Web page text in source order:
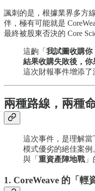
諷刺的是，根據業界多方
伴，極有可能就是
最終被股東否決的 Core
這齣「 我試圖收購你
結果收購失敗後，
這次財報事件增添了
兩種路線，兩種
這次事件，是理解
模式優劣的絕佳案例
與「 重資產陣地戰
1. CoreWeave 的「輕